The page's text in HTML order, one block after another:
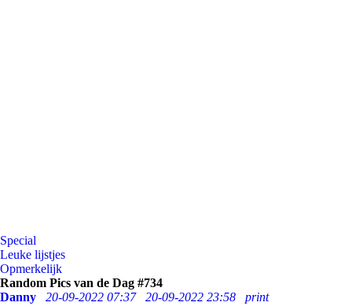
Special
Leuke lijstjes
Opmerkelijk
Random Pics van de Dag #734
Danny
20-09-2022 07:37 20-09-2022 23:58
print